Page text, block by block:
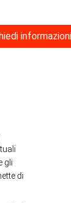
gli
di